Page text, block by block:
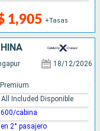
1,905 +Tasas
18/12/2026
All Included Disponible
cabina
2° pasajero